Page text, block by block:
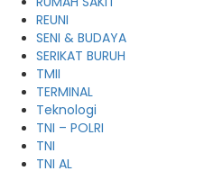
REUNI
SENI & BUDAYA
SERIKAT BURUH
TMII
TERMINAL
Teknologi
TNI – POLRI
TNI
TNI AL